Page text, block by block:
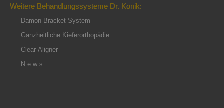
Weitere Behandlungssysteme Dr. Konik:
Damon-Bracket-System
Ganzheitliche Kieferorthopädie
Clear-Aligner
N e w s